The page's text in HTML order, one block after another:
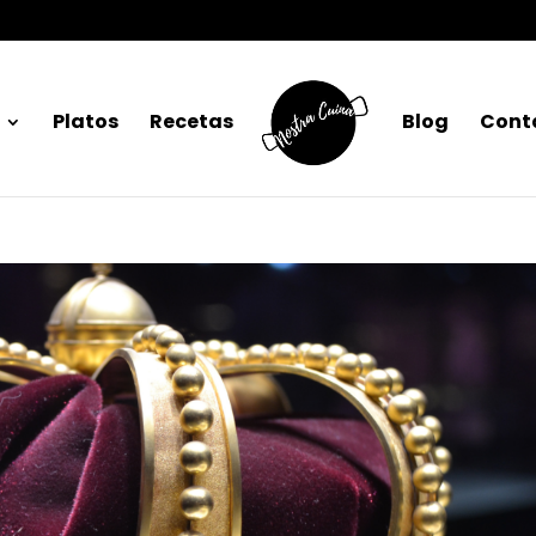
Platos Recetas Blog